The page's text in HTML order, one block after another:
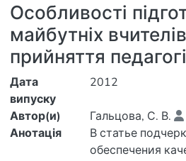
Особливості
майбутніх
прийняття
Дата
випуску
2012
Автор(и)
Гальцова, С. В.
Анотація
В статье
обеспечения